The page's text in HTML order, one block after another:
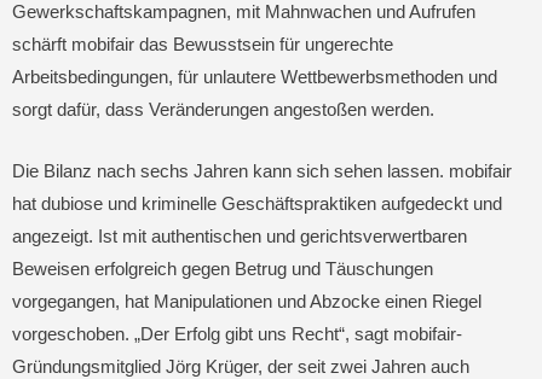
Gewerkschaftskampagnen, mit Mahnwachen und Aufrufen
schärft mobifair das Bewusstsein für ungerechte
Arbeitsbedingungen, für unlautere Wettbewerbsmethoden und
sorgt dafür, dass Veränderungen angestoßen werden.
Die Bilanz nach sechs Jahren kann sich sehen lassen. mobifair
hat dubiose und kriminelle Geschäftspraktiken aufgedeckt und
angezeigt. Ist mit authentischen und gerichtsverwertbaren
Beweisen erfolgreich gegen Betrug und Täuschungen
vorgegangen, hat Manipulationen und Abzocke einen Riegel
vorgeschoben. „Der Erfolg gibt uns Recht“, sagt mobifair-
Gründungsmitglied Jörg Krüger, der seit zwei Jahren auch